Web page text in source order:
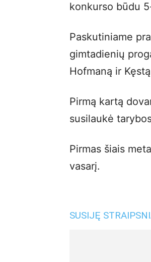
konkurso būdu
Paskutiniame
gimtadienių
Hofmaną ir
Pirmą kartą
susilaukė
Pirmas šiais
vasarį.
SUSIJĘ